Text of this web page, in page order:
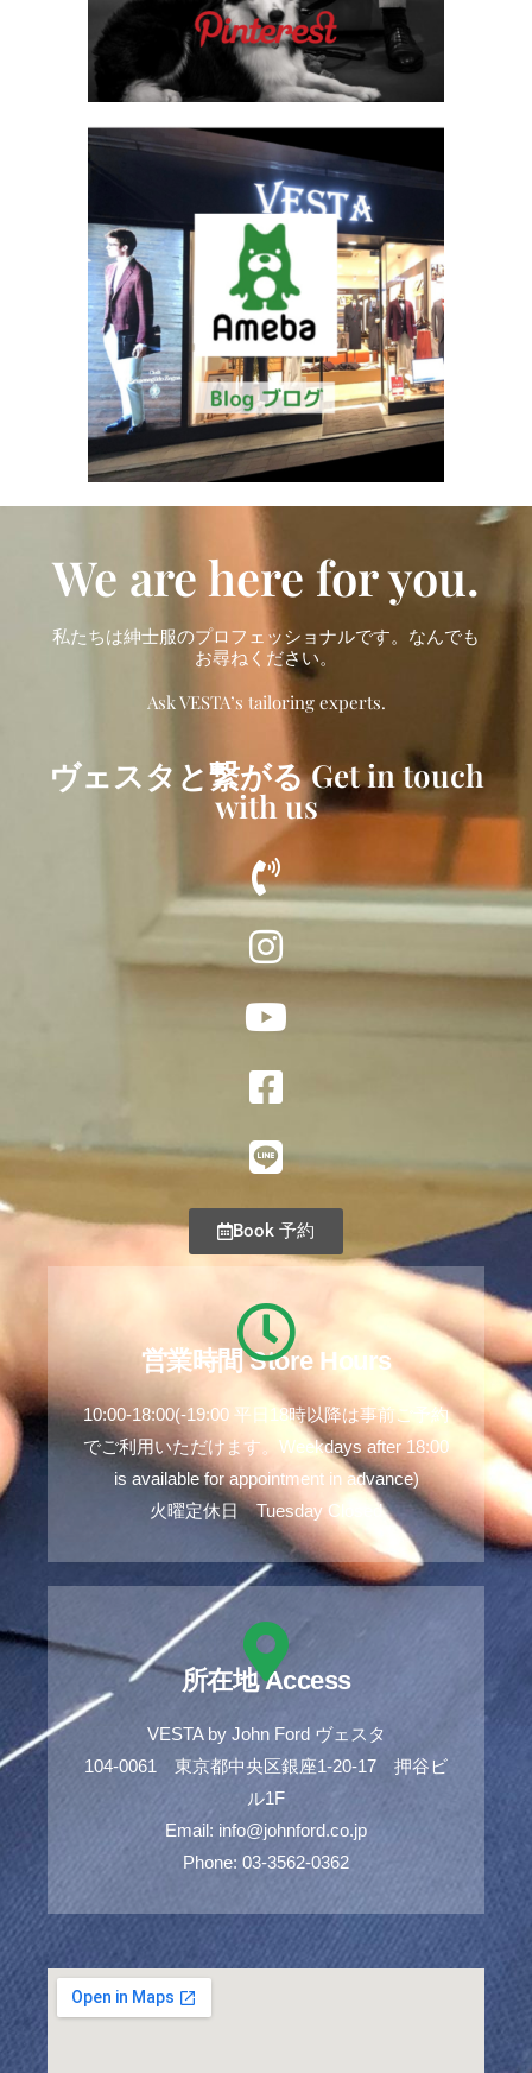
We are here for you.
私たちは紳士服のプロフェッショナルです。なんでも
お尋ねください。
Ask VESTA’s tailoring experts.
ヴェスタと繋がる Get in touch
with us
Book 予約
営業時間 Store Hours
10:00-18:00(-19:00 平日18時以降は事前ご予約
でご利用いただけます。Weekdays after 18:00
is available for appointment in advance)
火曜定休日 Tuesday Closed
所在地 Access
VESTA by John Ford ヴェスタ
104-0061 東京都中央区銀座1-20-17 押谷ビ
ル1F
Email: info@johnford.co.jp
Phone: 03-3562-0362